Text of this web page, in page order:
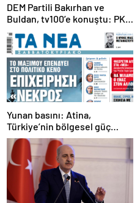
DEM Partili Bakırhan ve
Buldan, tv100’e konuştu: PKK
ne zaman kendini feshedecek
Yunan basını: Atina,
Türkiye’nin bölgesel güç
olmasını durduramadı